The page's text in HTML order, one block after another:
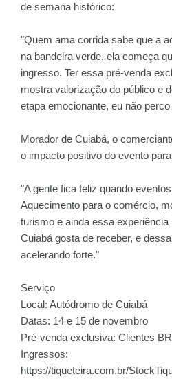
de semana histórico:
"Quem ama corrida sabe que a
na bandeira verde, ela começa
ingresso. Ter essa pré-venda
mostra valorização do público e
etapa emocionante, eu não
Morador de Cuiabá, o
o impacto positivo do evento
"A gente fica feliz quando
Aquecimento para o comércio,
turismo e ainda essa
Cuiabá gosta de receber, e
acelerando forte."
Serviço
Local: Autódromo de Cuiabá
Datas: 14 e 15 de novembro
Pré-venda exclusiva: Clientes
Ingressos:
https://tiqueteira.com.br/